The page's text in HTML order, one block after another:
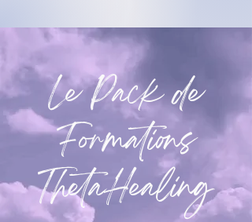
Le Pack de
Formations
ThetaHealing